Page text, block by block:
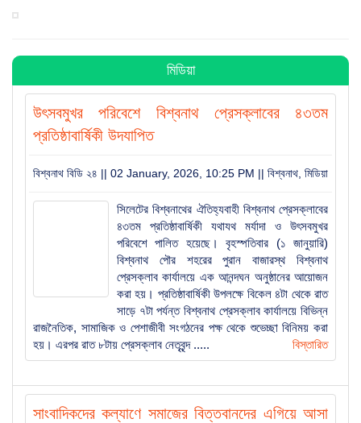
এমপি লুনা
সরকার জনগণের প্রতি আন্তরিক : বিশ্বনাথে হুমায়ুন কবির
সামছুল ইসলাম
বিশ্বনাথে প্রবাসী বাবুল মিয়ার উদ্যোগে শতাধিক শিক্ষার্থীর মাঝে
শিক্ষা সামগ্রী বিতরণ
যুক্তরাজ্য ‘হাল ও ইস্ট রাইডিং’ যুবদলের পূর্ণাঙ্গ কমিটি : যুগ্ম
সাধারণ সম্পাদক বিশ্বনাথের শাহজাহান
বিশ্বনাথের স্থানীয় রাজনীতিতে ইউপি চেয়ারম্যান দয়াল উদ্দিনের
মিডিয়া
উৎসবমুখর পরিবেশে বিশ্বনাথ প্রেসক্লাবের ৪৩তম
প্রতিষ্ঠাবার্ষিকী উদযাপিত
বিশ্বনাথ বিডি ২৪ || 02 January, 2026, 10:25 PM || বিশ্বনাথ মিডিয়া
সিলেটের বিশ্বনাথের ঐতিহ্যবাহী বিশ্বনাথ প্রেসক্লাবের
৪৩তম প্রতিষ্ঠাবার্ষিকী যথাযথ মর্যাদা ও উৎসবমুখর
পরিবেশে পালিত হয়েছে। বৃহস্পতিবার (১ জানুয়ারি)
বিশ্বনাথ পৌর শহরের পুরান বাজারস্থ বিশ্বনাথ
প্রেসক্লাব কার্যালয়ে এক আনন্দঘন অনুষ্ঠানের আয়োজন
করা হয়। প্রতিষ্ঠাবার্ষিকী উপলক্ষে বিকেল ৪টা থেকে রাত
সাড়ে ৭টা পর্যন্ত বিশ্বনাথ প্রেসক্লাব কার্যালয়ে বিভিন্ন
রাজনৈতিক, সামাজিক ও পেশাজীবী সংগঠনের পক্ষ থেকে শুভেচ্ছা বিনিময় করা
হয়। এরপর রাত ৮টায় প্রেসক্লাব নেতৃবৃন্দ .....
বিস্তারিত
সাংবাদিকদের কল্যাণে সমাজের বিত্তবানদের এগিয়ে আসা